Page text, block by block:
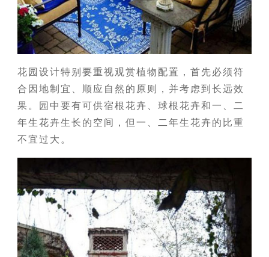
花园设计特别要重视观赏植物配置，首先必须符
合因地制宜、顺应自然的原则，并考虑到长远效
果。园中要有可供宿根花卉、球根花卉和一、二
年生花卉生长的空间，但一、二年生花卉的比重
不宜过大。